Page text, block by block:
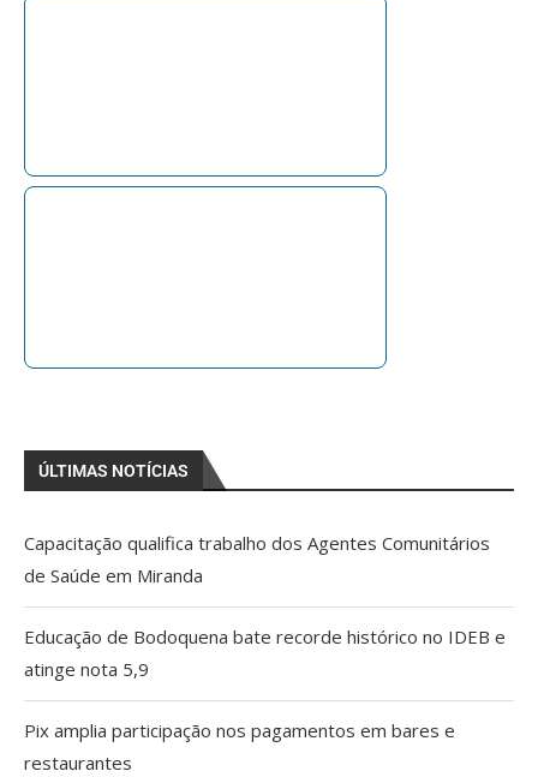
ÚLTIMAS NOTÍCIAS
Capacitação qualifica trabalho dos Agentes Comunitários
de Saúde em Miranda
Educação de Bodoquena bate recorde histórico no IDEB e
atinge nota 5,9
Pix amplia participação nos pagamentos em bares e
restaurantes